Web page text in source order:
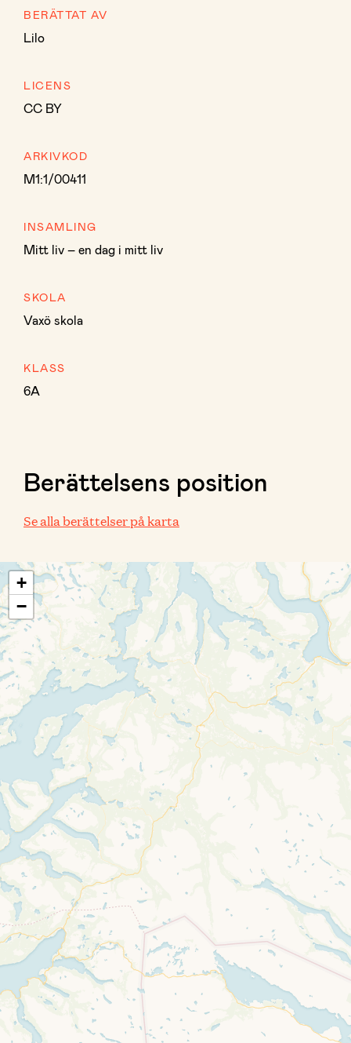
BERÄTTAT AV
Lilo
LICENS
CC BY
ARKIVKOD
M1:1/00411
INSAMLING
Mitt liv – en dag i mitt liv
SKOLA
Vaxö skola
KLASS
6A
Berättelsens position
Se alla berättelser på karta
+
−